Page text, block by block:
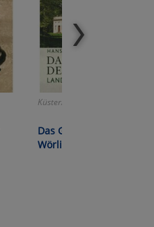
Küster/Hoppe:
Das Gartenreich Dessau-
Wörlitz